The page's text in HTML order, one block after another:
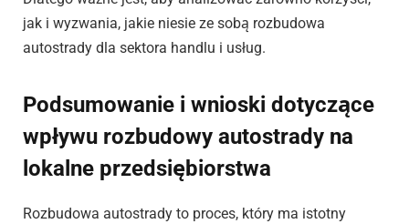
jak i wyzwania, jakie niesie ze sobą rozbudowa
autostrady dla sektora handlu i usług.
Podsumowanie i wnioski dotyczące
wpływu rozbudowy autostrady na
lokalne przedsiębiorstwa
Rozbudowa autostrady to proces, który ma istotny